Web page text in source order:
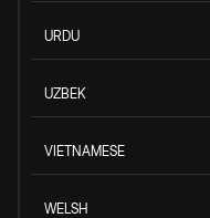
URDU
UZBEK
VIETNAMESE
WELSH